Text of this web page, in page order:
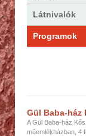
Látnivalók
Programok
Gül Baba-ház
A Gül Baba-ház
műemlékházban, 4